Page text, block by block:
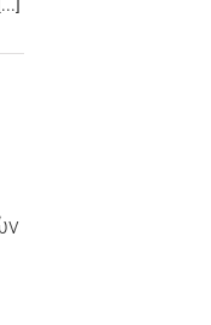
[...]